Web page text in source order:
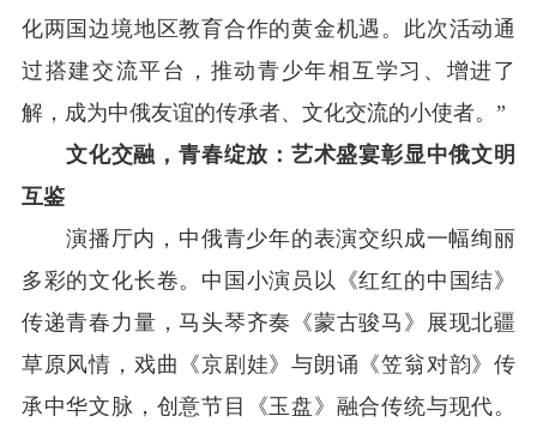
化两国边境地区教育合作的黄金机遇。此次活动通
过搭建交流平台，推动青少年相互学习、增进了
解，成为中俄友谊的传承者、文化交流的小使者。”
文化交融，青春绽放：艺术盛宴彰显中俄文明
互鉴
演播厅内，中俄青少年的表演交织成一幅绚丽
多彩的文化长卷。中国小演员以《红红的中国结》
传递青春力量，马头琴齐奏《蒙古骏马》展现北疆
草原风情，戏曲《京剧娃》与朗诵《笠翁对韵》传
承中华文脉，创意节目《玉盘》融合传统与现代。